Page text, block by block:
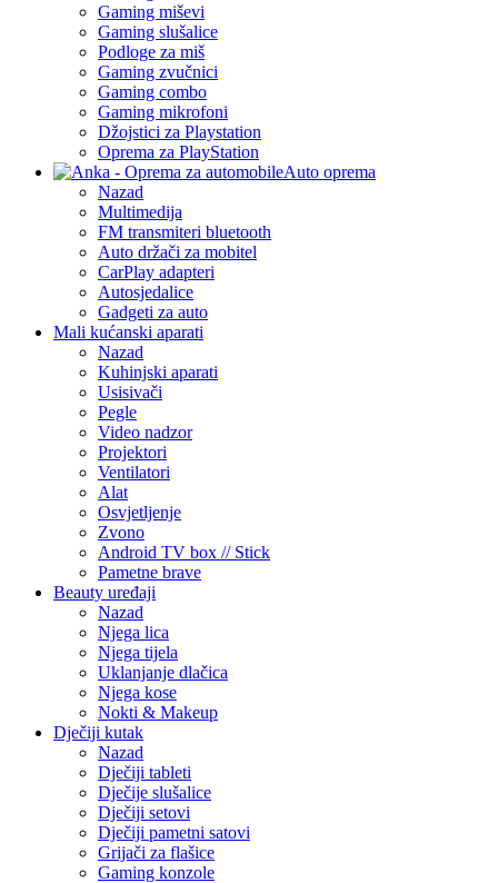
Gaming miševi
Gaming slušalice
Podloge za miš
Gaming zvučnici
Gaming combo
Gaming mikrofoni
Džojstici za Playstation
Oprema za PlayStation
Auto oprema
Nazad
Multimedija
FM transmiteri bluetooth
Auto držači za mobitel
CarPlay adapteri
Autosjedalice
Gadgeti za auto
Mali kućanski aparati
Nazad
Kuhinjski aparati
Usisivači
Pegle
Video nadzor
Projektori
Ventilatori
Alat
Osvjetljenje
Zvono
Android TV box // Stick
Pametne brave
Beauty uređaji
Nazad
Njega lica
Njega tijela
Uklanjanje dlačica
Njega kose
Nokti & Makeup
Dječiji kutak
Nazad
Dječiji tableti
Dječije slušalice
Dječiji setovi
Dječiji pametni satovi
Grijači za flašice
Gaming konzole